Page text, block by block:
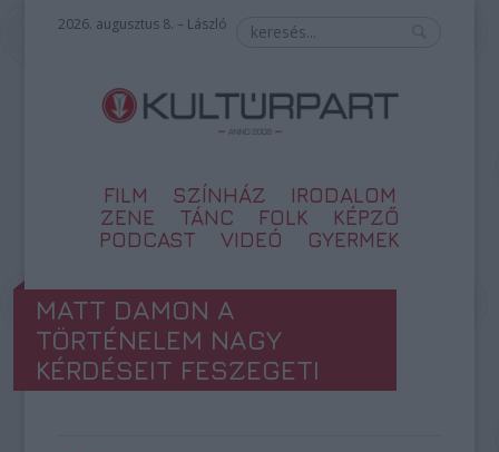
2026. augusztus 8. – László
FILM SZÍNHÁZ
IRODALOM
ZENE
TÁNC FOLK
KÉPZŐ
PODCAST
VIDEÓ GYERMEK
MATT DAMON A
TÖRTÉNELEM NAGY
KÉRDÉSEIT FESZEGETI